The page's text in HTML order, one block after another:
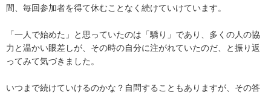
間、毎回参加者を得て休むことなく続けていけています。
「一人で始めた」と思っていたのは「驕り」であり、多くの人の協
力と温かい眼差しが、その時の自分に注がれていたのだ、と振り返
ってみて気づきました。
いつまで続けていけるのかな？自問することもありますが、その答